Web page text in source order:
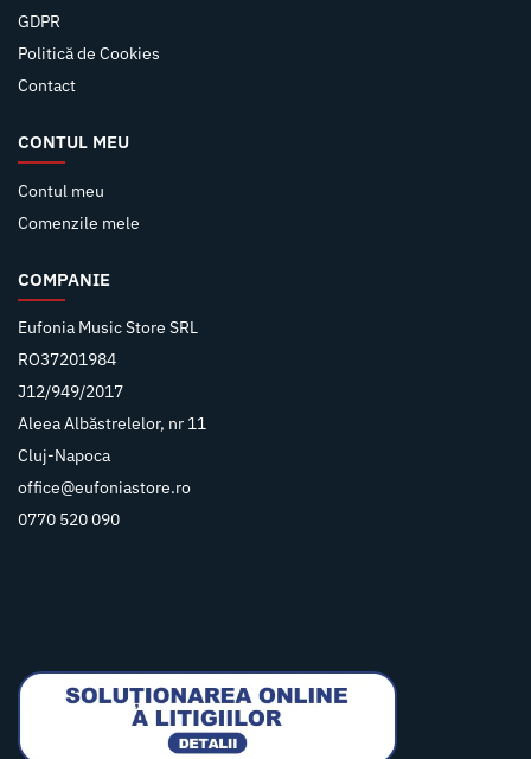
GDPR
Politică de Cookies
Contact
CONTUL MEU
Contul meu
Comenzile mele
COMPANIE
Eufonia Music Store SRL
RO37201984
J12/949/2017
Aleea Albăstrelelor, nr 11
Cluj-Napoca
office@eufoniastore.ro
0770 520 090